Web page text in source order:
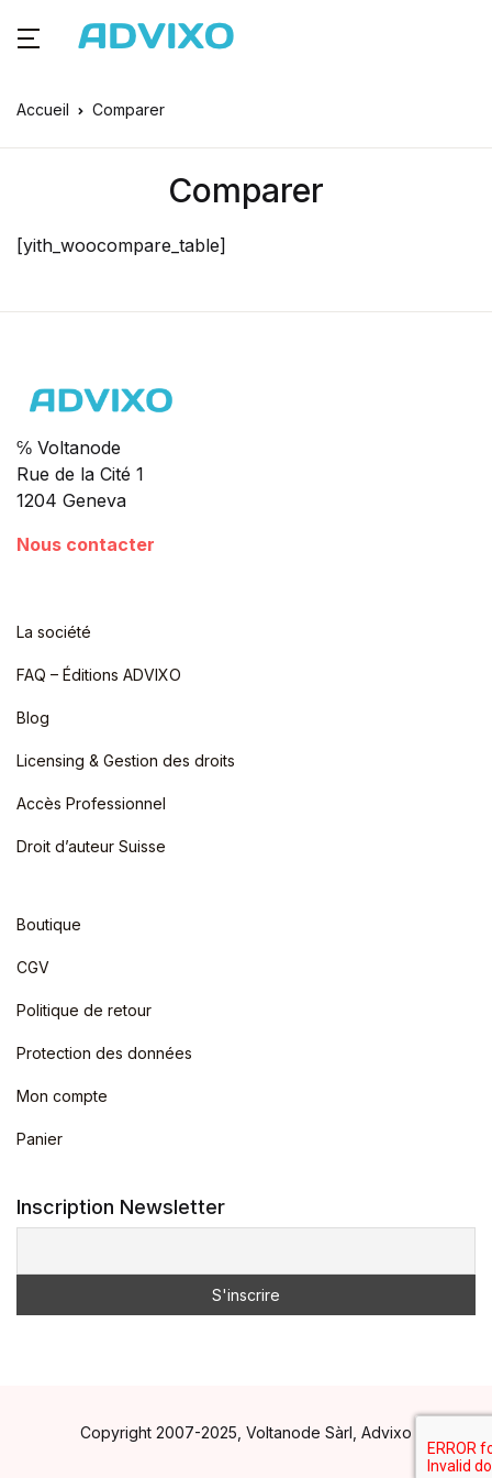
Accueil Comparer
Comparer
[yith_woocompare_table]
℅ Voltanode
Rue de la Cité 1
1204 Geneva
Nous contacter
La société
FAQ – Éditions ADVIXO
Blog
Licensing & Gestion des droits
Accès Professionnel
Droit d’auteur Suisse
Boutique
CGV
Politique de retour
Protection des données
Mon compte
Panier
Inscription Newsletter
Copyright 2007-2025, Voltanode Sàrl, Advixo